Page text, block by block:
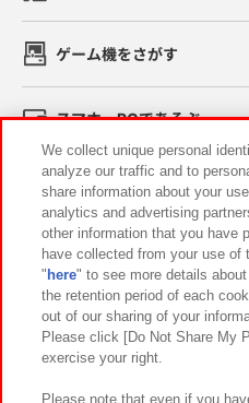
ゲーム機をさがす
スマホ・PCであそぶ
イベント・キャンペーン
関連会社 サステナビ
プライバシーポリシー ウェブ
お取引先さまとともに
カスタマーハラスメント対応方針
We collect unique personal
analyze our traffic and to
share information about your
analytics and advertising
other information that you have
have collected from your use
" here" to see more details
the retention period of each
out of our sharing of your
Please click [Do Not Share My
exercise your right.
Please note that even if you